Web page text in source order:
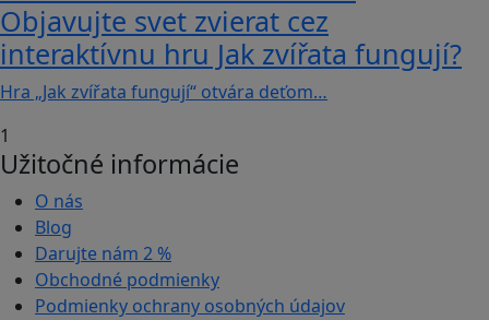
Objavujte svet zvierat cez
interaktívnu hru Jak zvířata fungují?
Hra „Jak zvířata fungují“ otvára deťom…
1
Užitočné informácie
O nás
Blog
Darujte nám 2 %
Obchodné podmienky
Podmienky ochrany osobných údajov